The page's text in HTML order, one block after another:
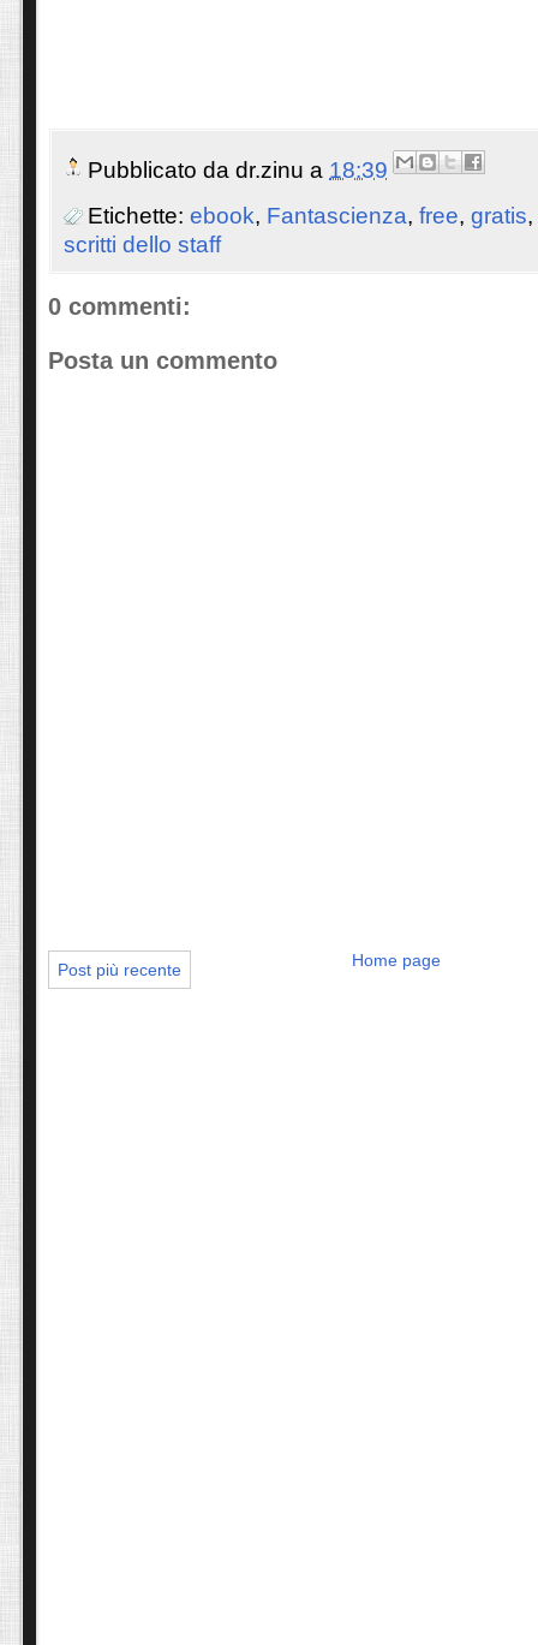
Pubblicato da dr.zinu a 18:39
Etichette: ebook, Fantascienza, free, gratis,
scritti dello staff
0 commenti:
Posta un commento
Post più recente Home page